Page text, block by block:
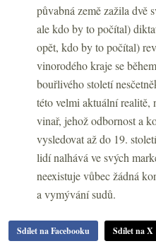
půvabná země zažila dvě
ale kdo by to počítal)
opět, kdo by to počítal)
vinorodého kraje se
bouřlivého století
této velmi aktuální realitě,
vinař, jehož odbornost a
vysledovat až do 19.
lidí nalhává ve svých
neexistuje vůbec žádná
a vymývání sudů.
Sdílet na Facebooku Sdílet na X